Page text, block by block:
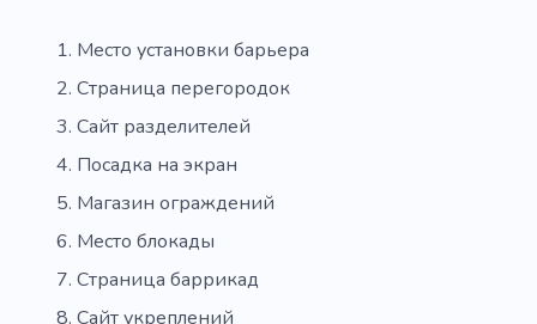
Место установки барьера
Страница перегородок
Сайт разделителей
Посадка на экран
Магазин ограждений
Место блокады
Страница баррикад
Сайт укреплений